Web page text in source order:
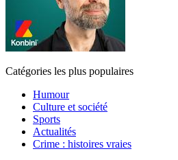
Catégories les plus populaires
Humour
Culture et société
Sports
Actualités
Crime : histoires vraies